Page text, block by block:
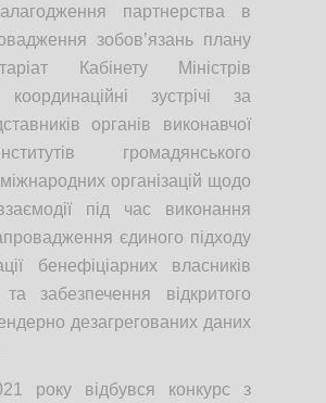
партнерства в
зобов’язань плану
Кабінету Міністрів
координаційні зустрічі за
органів виконавчої
громадянського
міжнародних організацій щодо
під час виконання
єдиного підходу
бенефіціарних власників
забезпечення відкритого
дезагрегованих даних
року відбувся конкурс з